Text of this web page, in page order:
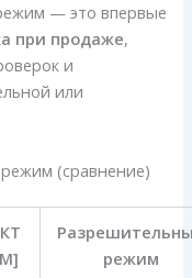
— это впервые
при продаже,
и
или
(сравнение)
режим